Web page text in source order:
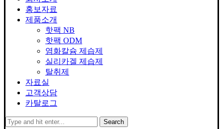
홍보자료
제품소개
핫팩 NB
핫팩 ODM
염화칼슘 제습제
실리카겔 제습제
탈취제
자료실
고객상담
카탈로그
Search